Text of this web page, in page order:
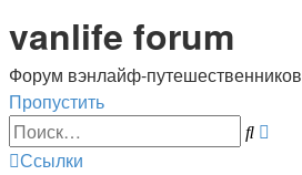
vanlife forum
Форум вэнлайф-путешественников
Пропустить
Поиск
Ссылки